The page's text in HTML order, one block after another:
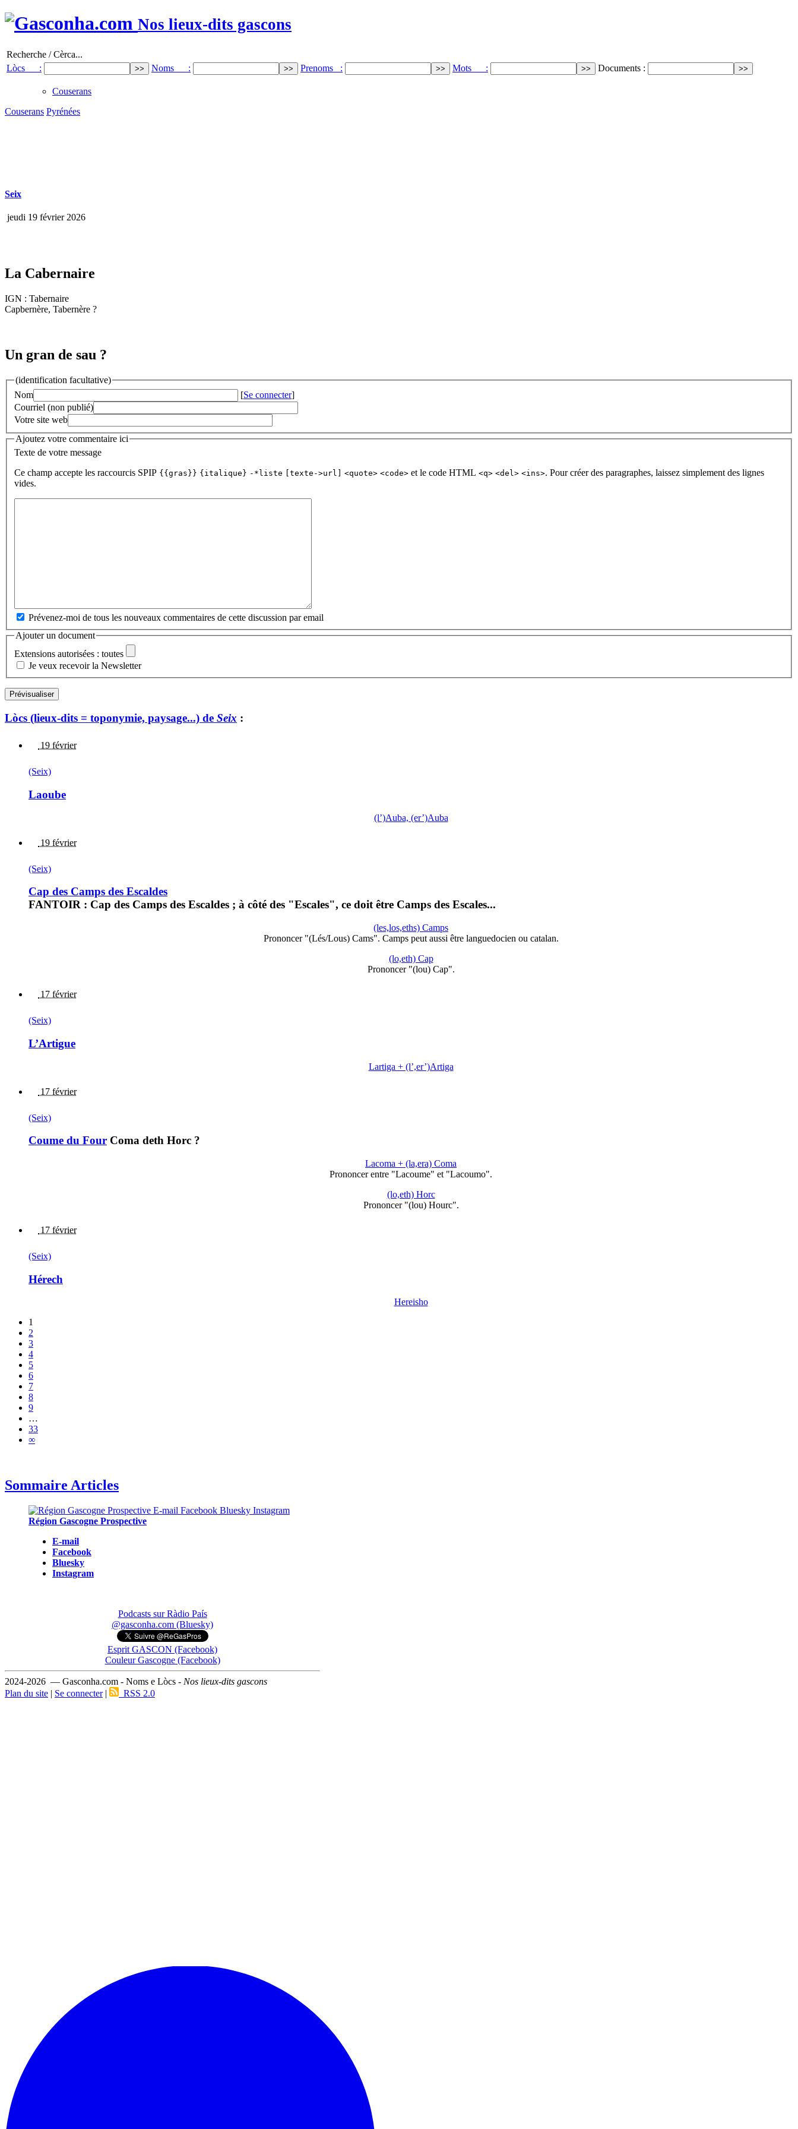
Nos lieux-dits gascons
Recherche / Cèrca...
Lòcs :
Noms : Prenoms : Mots : Documents :
Couserans
Couserans Pyrénées
Seix
jeudi 19 février 2026
La Cabernaire
IGN : Tabernaire
Capbernère, Tabernère ?
Un gran de sau ?
(identification facultative)
Nom
[Se connecter]
Courriel (non publié)
Votre site web
Ajoutez votre commentaire ici
Texte de votre message
Ce champ accepte les raccourcis SPIP {{gras}} {italique} -*liste [texte->url] <quote> <code> et le code HTML <q> <del> <ins>. Pour créer des paragraphes, laissez simplement des lignes
vides.
Prévenez-moi de tous les nouveaux commentaires de cette discussion par email
Ajouter un document
Extensions autorisées : toutes
Je veux recevoir la Newsletter
Lòcs (lieux-dits = toponymie, paysage...) de Seix :
19 février
(Seix)
Laoube
(l’)Auba, (er’)Auba
19 février
(Seix)
Cap des Camps des Escaldes
FANTOIR : Cap des Camps des Escaldes ; à côté des "Escales", ce doit être Camps des Escales...
(les,los,eths) Camps
Prononcer "(Lés/Lous) Cams". Camps peut aussi être languedocien ou catalan.
(lo,eth) Cap
Prononcer "(lou) Cap".
17 février
(Seix)
L’Artigue
Lartiga + (l’,er’)Artiga
17 février
(Seix)
Coume du Four Coma deth Horc ?
Lacoma + (la,era) Coma
Prononcer entre "Lacoume" et "Lacoumo".
(lo,eth) Horc
Prononcer "(lou) Hourc".
17 février
(Seix)
Hérech
Hereisho
1
2
3
4
5
6
7
8
9
…
33
∞
Sommaire Articles
Région Gascogne Prospective
E-mail
Facebook
Bluesky
Instagram
Podcasts sur Ràdio País
@gasconha.com (Bluesky)
Esprit GASCON (Facebook)
Couleur Gascogne (Facebook)
2024-2026 — Gasconha.com - Noms e Lòcs - Nos lieux-dits gascons
Plan du site | Se connecter| RSS 2.0